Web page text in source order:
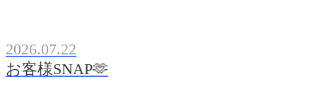
2026.07.22
お客様SNAP🫶